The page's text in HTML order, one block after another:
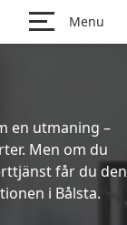
Menu
en utmaning –
Men om du
får du den
i Bålsta.